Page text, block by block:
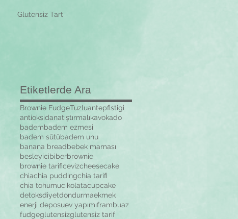
Glutensiz Tart
Etiketlerde Ara
Brownie FudgeTuzluantepfistigi
antioksidanatıştırmalıkavokado
badembadem ezmesi
badem sütübadem unu
banana breadbebek maması
besleyicibiberbrownie
brownie tarificevizcheesecake
chiachia puddingchia tarifi
chia tohumucikolatacupcake
detoksdiyetdondurmaekmek
enerji deposuev yapımıframbuaz
fudgeglutensizglutensiz tarif